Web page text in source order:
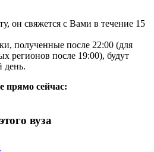
он свяжется с Вами в течение 15
полученные после 22:00 (для
регионов после 19:00), будут
день.
прямо сейчас:
вуза